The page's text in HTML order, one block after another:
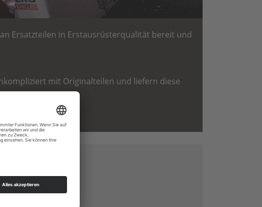
Ersatzteilen in Erstausrüsterqualität bereit und
mit Originalteilen und liefern diese